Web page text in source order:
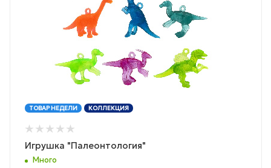
ТОВАР НЕДЕЛИ КОЛЛЕКЦИЯ
Игрушка "Палеонтология"
Много